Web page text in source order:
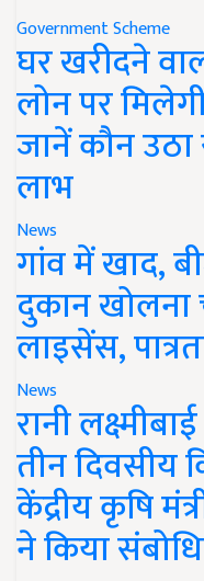
Government Scheme
घर खरीदने
लोन पर
जानें कौन
लाभ
News
गांव में खाद,
दुकान खोलना
लाइसेंस,
News
रानी
तीन दिवसीय
केंद्रीय कृषि
ने किया